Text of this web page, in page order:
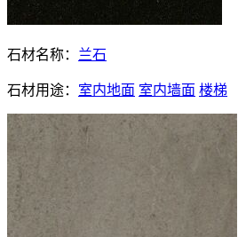
石材名称： 兰石
石材用途： 室内地面 室内墙面 楼梯